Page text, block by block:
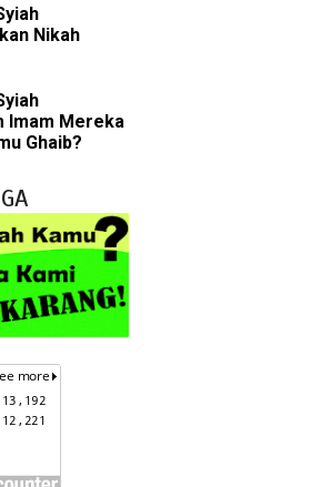
Nikah
Imam Mereka
Ghaib?